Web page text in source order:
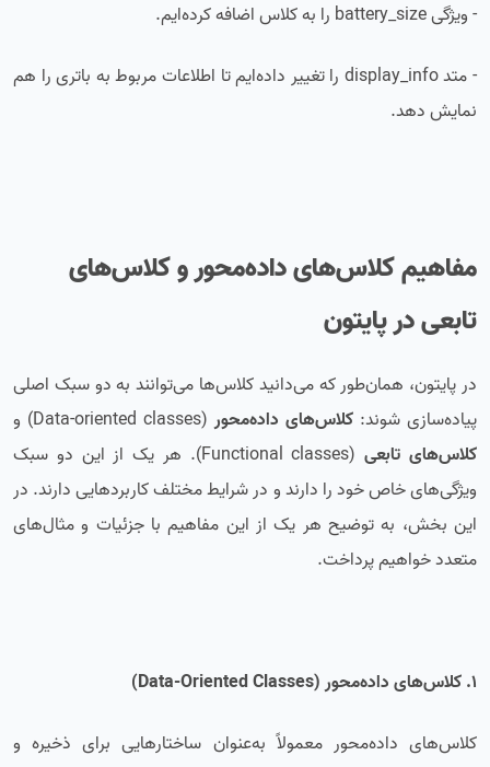
- ویژگی battery_size را به کلاس اضافه کرده‌ایم.
- متد display_info را تغییر داده‌ایم تا اطلاعات مربوط به باتری را هم
نمایش دهد.
مفاهیم کلاس‌های داده‌محور و کلاس‌های
تابعی در پایتون
در پایتون، همان‌طور که می‌دانید کلاس‌ها می‌توانند به دو سبک اصلی
پیاده‌سازی شوند: کلاس‌های داده‌محور(Data-oriented classes) و
کلاس‌های تابعی
(Functional classes). هر یک از این دو سبک
ویژگی‌های خاص خود را دارند و در شرایط مختلف کاربردهایی دارند. در
این بخش، به توضیح هر یک از این مفاهیم با جزئیات و مثال‌های
متعدد خواهیم پرداخت.
1. کلاس‌های داده‌محور (Data-Oriented Classes)
کلاس‌های داده‌محور معمولاً به‌عنوان ساختارهایی برای ذخیره و